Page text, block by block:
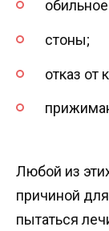
стоны;
отказ от
Любой из
причиной
пытаться